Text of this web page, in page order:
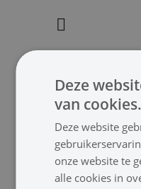
Inhoud
1x Headband
handleiding
Deze
van cookies.
Deze website
onze website te
alle cookies in